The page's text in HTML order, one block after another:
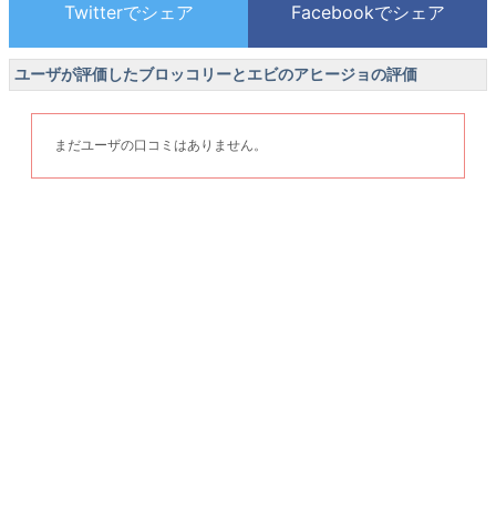
ユーザが評価したブロッコリーとエビのアヒージョの評価
まだユーザの口コミはありません。